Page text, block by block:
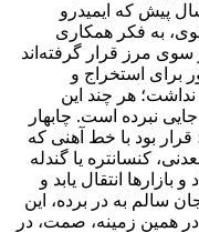
در خوری نداشته است؟ تا ۲ یا ۳ سال پیش که ایمیدرو
به فکر همکاری
سوی مرز قرار گرفته‌اند
برای استخراج و
هر چند این
نبرده است. چابهار
قرار بود با خط آهنی که
کنسانتره یا گندله
انتقال یابد و
سالم به در برده، این
همین زمینه، صمت، در